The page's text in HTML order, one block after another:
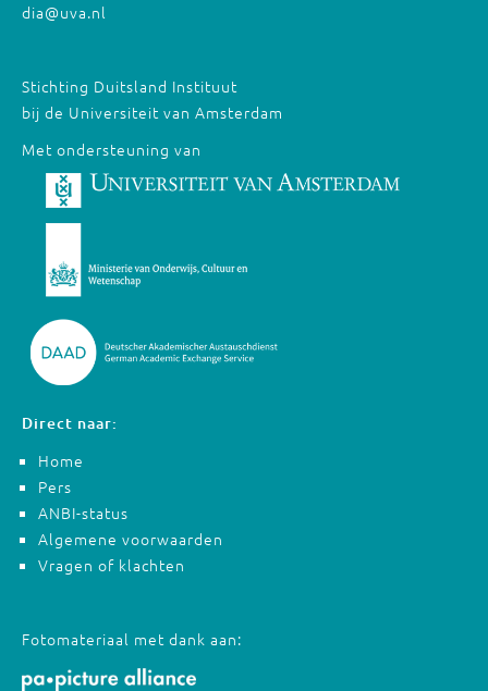
dia@uva.nl
Stichting Duitsland Instituut
bij de Universiteit van Amsterdam
Met ondersteuning van
Direct naar:
Home
Pers
ANBI-status
Algemene voorwaarden
Vragen of klachten
Fotomateriaal met dank aan: